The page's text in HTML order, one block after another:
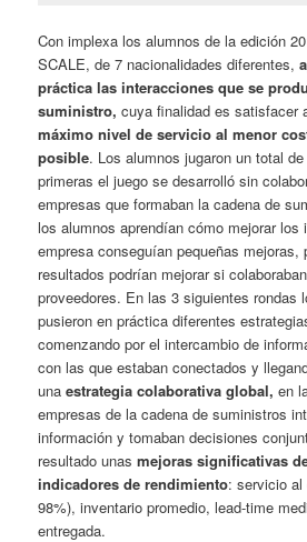
Con implexa los alumnos de la edición
SCALE, de 7 nacionalidades diferentes,
práctica las interacciones que se
suministro, cuya finalidad es satisfacer
máximo nivel de servicio al menor
posible. Los alumnos jugaron un total
primeras el juego se desarrolló sin
empresas que formaban la cadena de
los alumnos aprendían cómo mejorar los
empresa conseguían pequeñas mejoras,
resultados podrían mejorar si
proveedores. En las 3 siguientes rondas
pusieron en práctica diferentes
comenzando por el intercambio de
con las que estaban conectados y
unaestrategia colaborativa global, en
empresas de la cadena de suministros
información y tomaban decisiones
resultado unasmejoras significativas
indicadores de rendimiento: servicio al
98%), inventario promedio, lead-time
entregada.